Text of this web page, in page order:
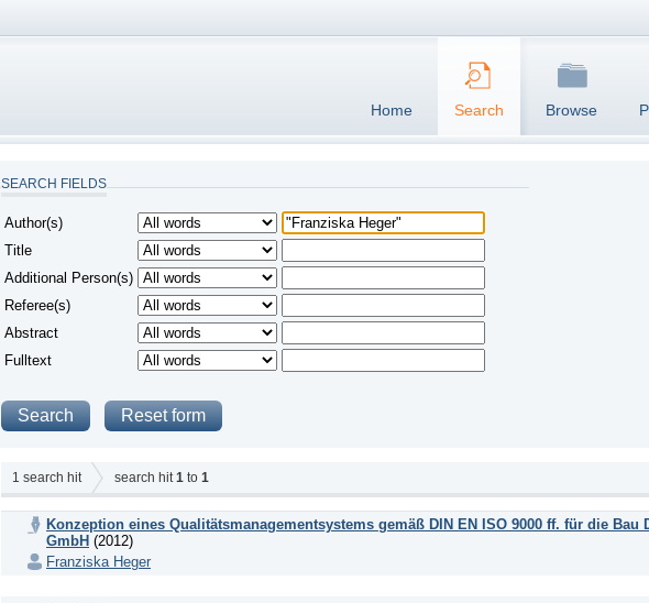
Home Search Browse
SEARCH FIELDS
Author(s)
Title
Additional Person(s)
Referee(s)
Abstract
Fulltext
1 search hit search hit 1 to 1
Konzeption eines Qualitätsmanagementsystems gemäß DIN EN ISO 9000 ff. für die Bau
GmbH (2012)
Franziska Heger